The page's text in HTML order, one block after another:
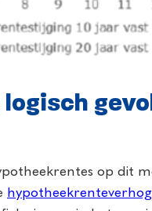
op dit